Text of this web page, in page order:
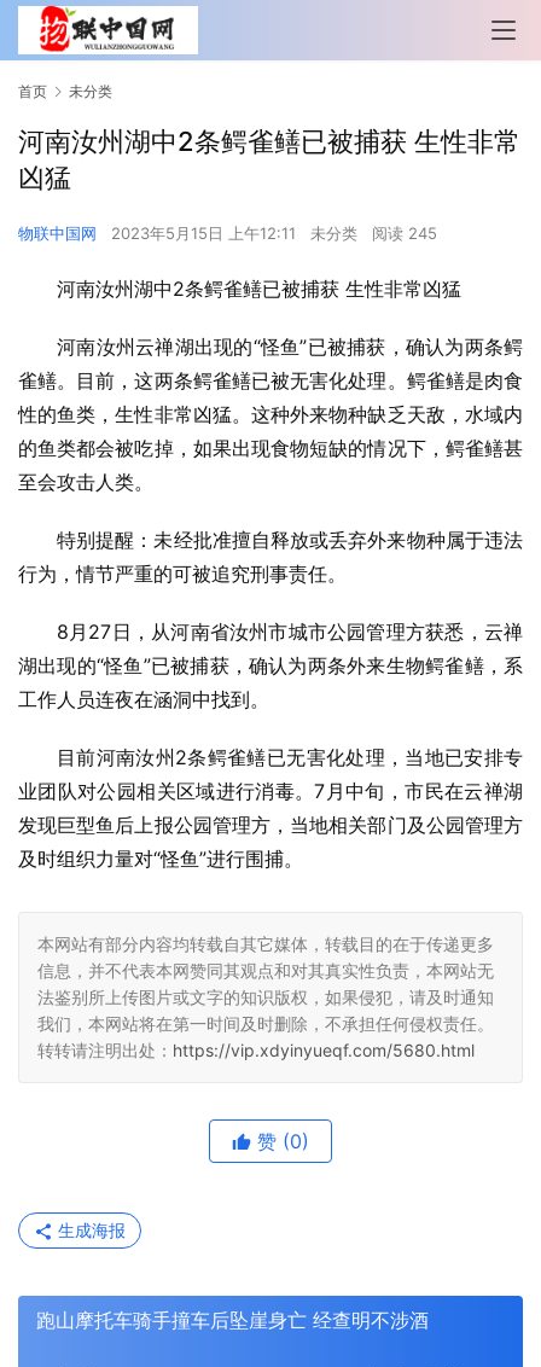
首页 未分类
河南汝州湖中2条鳄雀鳝已被捕获 生性非常
凶猛
物联中国网 2023年5月15日 上午12:11 未分类 阅读 245
河南汝州湖中2条鳄雀鳝已被捕获 生性非常凶猛
河南汝州云禅湖出现的“怪鱼”已被捕获，确认为两条鳄
雀鳝。目前，这两条鳄雀鳝已被无害化处理。鳄雀鳝是肉食
性的鱼类，生性非常凶猛。这种外来物种缺乏天敌，水域内
的鱼类都会被吃掉，如果出现食物短缺的情况下，鳄雀鳝甚
至会攻击人类。
特别提醒：未经批准擅自释放或丢弃外来物种属于违法
行为，情节严重的可被追究刑事责任。
8月27日，从河南省汝州市城市公园管理方获悉，云禅
湖出现的“怪鱼”已被捕获，确认为两条外来生物鳄雀鳝，系
工作人员连夜在涵洞中找到。
目前河南汝州2条鳄雀鳝已无害化处理，当地已安排专
业团队对公园相关区域进行消毒。7月中旬，市民在云禅湖
发现巨型鱼后上报公园管理方，当地相关部门及公园管理方
及时组织力量对“怪鱼”进行围捕。
本网站有部分内容均转载自其它媒体，转载目的在于传递更多
信息，并不代表本网赞同其观点和对其真实性负责，本网站无
法鉴别所上传图片或文字的知识版权，如果侵犯，请及时通知
我们，本网站将在第一时间及时删除，不承担任何侵权责任。
转转请注明出处： https://vip.xdyinyueqf.com/5680.html
赞 (0)
生成海报
跑山摩托车骑手撞车后坠崖身亡 经查明不涉酒